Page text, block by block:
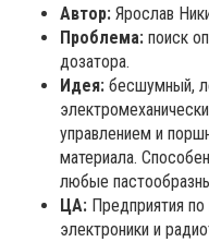
Автор: Ярослав
Проблема: поиск
дозатора.
Идея: бесшумный,
управлением и
материала.
любые
ЦА: Предприятия
электроники и